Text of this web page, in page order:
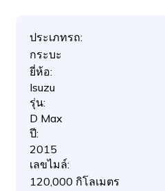
ประเภทรถ:
กระบะ
ยี่ห้อ:
Isuzu
รุ่น:
D Max
ปี:
2015
เลขไมล์:
120,000 กิโลเมตร